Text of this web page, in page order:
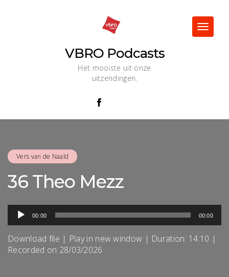
VBRO Podcasts
Het mooiste uit onze
uitzendingen.
Toggle
Vers van de Naald
36 Theo Mezz
Audiospeler
00:00 00:00
Download file | Play in new window | Duration: 14:10 |
Recorded on 28/03/2026